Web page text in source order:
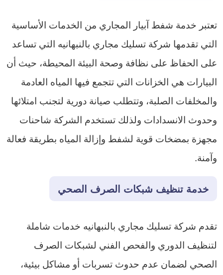
تعتبر خدمة شفط آبيار المجاري من الخدمات الأساسية
التي تقدمها شركة تسليك مجاري بالنبهانيه التي تساعد
على الحفاظ على نظافة وصحة البيئة المحيطة، حيث أن
البيارات هي الخزانات التي تتجمع فيها المياه العادمة
والمخلفات الصلبة، وتتطلب صيانة دورية لتجنب امتلائها
وحدوث الانسدادات ولذلك تستخدم الشركة شاحنات
مجهزة بمضخات قوية لشفط وإزالة المياه بطريقة فعالة
وآمنة.
خدمة تنظيف شبكات الصرف الصحي
تقدم شركة تسليك مجاري بالنبهانيه خدمات شاملة
لتنظيف الدوري والفحص الفني لشبكات الصرف
الصحي لضمان عدم حدوث تسربات أو مشاكل بيئية،